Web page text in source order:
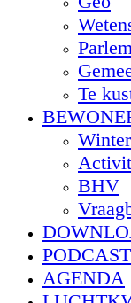
Te
BHV
AGENDA